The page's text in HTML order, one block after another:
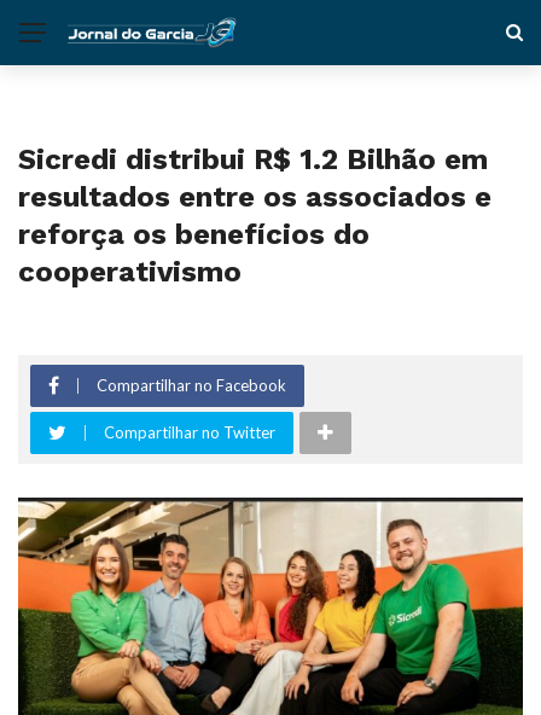
Sicredi distribui R$ 1.2 Bilhão em
resultados entre os associados e
reforça os benefícios do
cooperativismo
Compartilhar no Facebook
Compartilhar no Twitter